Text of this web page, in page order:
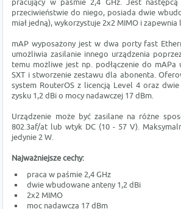
pracujący w paśmie 2,4 GHz. Jest
przeciwieństwie do niego, posiada dwie
miał jedną), wykorzystuje 2x2 MIMO i
mAP wyposażony jest w dwa porty fast
umożliwia zasilanie innego urządzenia
temu możliwe jest np. podłączenie do mAPa
SXT i stworzenie zestawu dla abonenta.
system RouterOS z licencją Level 4 oraz
zysku 1,2 dBi o mocy nadawczej 17 dBm.
Urządzenie może być zasilane na różne
802.3af/at lub wtyk DC (10 - 57 V).
jedynie 2 W.
Najważniejsze cechy:
praca w paśmie 2,4 GHz
dwie wbudowane anteny 1,2 dBi
2x2 MIMO
moc nadawcza 17 dBm